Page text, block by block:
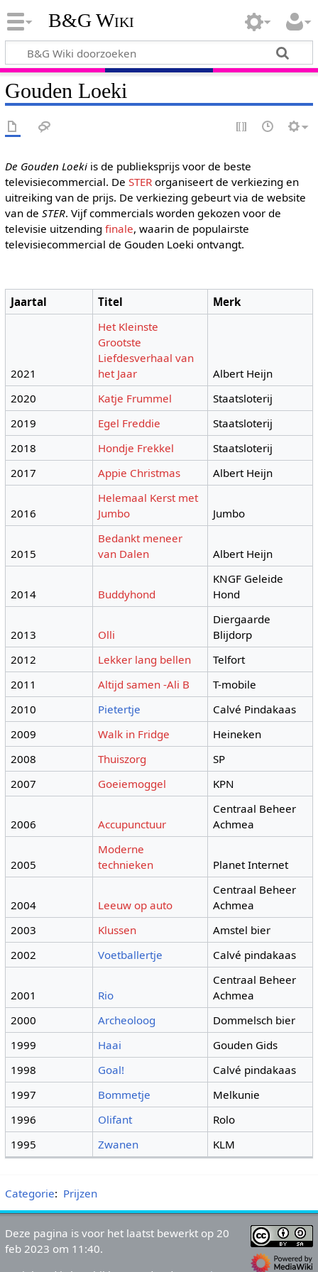
B&G Wiki
Gouden Loeki
De Gouden Loekiis de publieksprijs voor de beste
televisiecommercial. De STERorganiseert de verkiezing en
uitreiking van de prijs. De verkiezing gebeurt via de website
van de STER. Vijf commercials worden gekozen voor de
televisie uitzending finale, waarin de populairste
televisiecommercial de Gouden Loeki ontvangt.
Jaartal Titel Merk
2021
Het Kleinste
Grootste
Liefdesverhaal van
het Jaar
Albert Heijn
2020
Katje Frummel
Staatsloterij
2019
Egel Freddie
Staatsloterij
2018
Hondje Frekkel
Staatsloterij
2017
Appie Christmas Albert Heijn
2016
Helemaal Kerst met
Jumbo
Jumbo
2015
Bedankt meneer
van Dalen
Albert Heijn
2014 Buddyhond
KNGF Geleide
Hond
2013 Olli
Diergaarde
Blijdorp
2012
Lekker lang bellen
Telfort
2011
Altijd samen -Ali B
T-mobile
2010
Pietertje
Calvé Pindakaas
2009
Walk in Fridge
Heineken
2008
Thuiszorg
SP
2007
Goeiemoggel KPN
2006 Accupunctuur
Centraal Beheer
Achmea
2005
Moderne
technieken
Planet Internet
2004 Leeuw op auto
Centraal Beheer
Achmea
2003
Klussen
Amstel bier
2002
Voetballertje Calvé pindakaas
2001 Rio
Centraal Beheer
Achmea
2000
Archeoloog
Dommelsch bier
1999
Haai
Gouden Gids
1998
Goal!
Calvé pindakaas
1997
Bommetje
Melkunie
1996
Olifant
Rolo
1995
Zwanen KLM
Categorie: Prijzen
Deze pagina is voor het laatst bewerkt op 20
feb 2023 om 11:40.